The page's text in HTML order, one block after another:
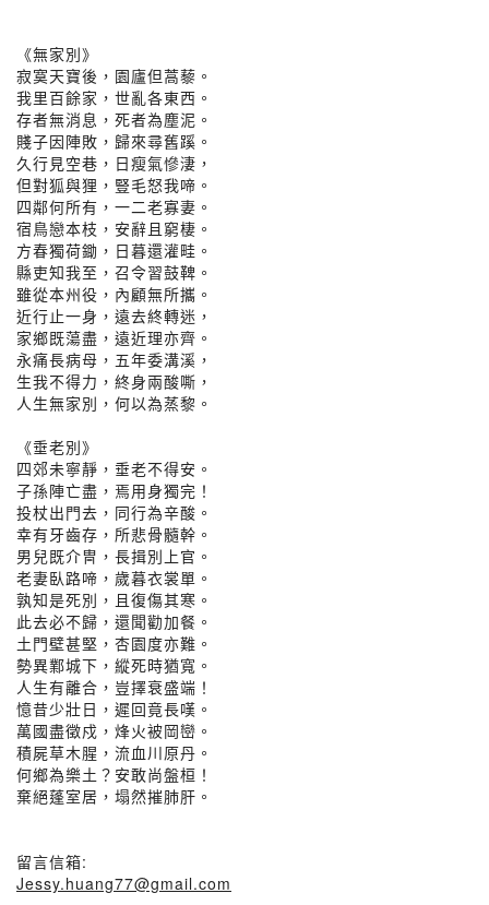
《無家別》
寂寞天寶後，園廬但蒿藜。
我里百餘家，世亂各東西。
存者無消息，死者為塵泥。
賤子因陣敗，歸來尋舊蹊。
久行見空巷，日瘦氣慘淒，
但對狐與狸，豎毛怒我啼。
四鄰何所有，一二老寡妻。
宿鳥戀本枝，安辭且窮棲。
方春獨荷鋤，日暮還灌畦。
縣吏知我至，召令習鼓鞞。
雖從本州役，內顧無所攜。
近行止一身，遠去終轉迷，
家鄉既蕩盡，遠近理亦齊。
永痛長病母，五年委溝溪，
生我不得力，終身兩酸嘶，
人生無家別，何以為蒸黎。
《垂老別》
四郊未寧靜，垂老不得安。
子孫陣亡盡，焉用身獨完！
投杖出門去，同行為辛酸。
幸有牙齒存，所悲骨髓幹。
男兒既介冑，長揖別上官。
老妻臥路啼，歲暮衣裳單。
孰知是死別，且復傷其寒。
此去必不歸，還聞勸加餐。
土門壁甚堅，杏園度亦難。
勢異鄴城下，縱死時猶寬。
人生有離合，豈擇衰盛端！
憶昔少壯日，遲回竟長嘆。
萬國盡徵戍，烽火被岡巒。
積屍草木腥，流血川原丹。
何鄉為樂土？安敢尚盤桓！
棄絕蓬室居，塌然摧肺肝。
留言信箱:
Jessy.huang77@gmail.com